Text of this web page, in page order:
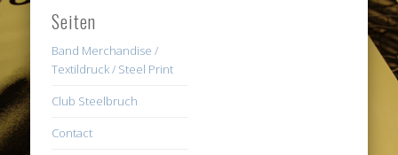
Seiten
Band Merchandise /
Textildruck / Steel Print
Club Steelbruch
Contact